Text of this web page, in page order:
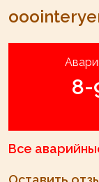
8-
Все